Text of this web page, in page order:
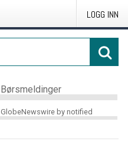
LOGG INN
Børsmeldinger
GlobeNewswire by notified